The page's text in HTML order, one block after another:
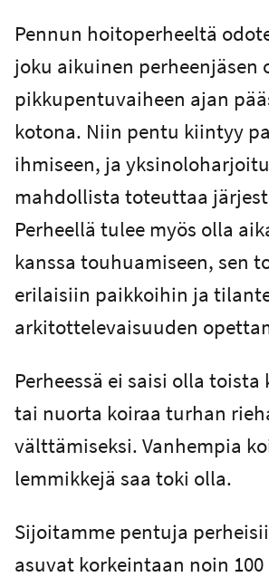
Pennun hoitoperheeltä
joku aikuinen perheenjäsen
pikkupentuvaiheen ajan
kotona. Niin pentu kiintyy
ihmiseen, ja
mahdollista toteuttaa
Perheellä tulee myös olla
kanssa touhuamiseen, sen
erilaisiin paikkoihin ja
arkitottelevaisuuden
Perheessä ei saisi olla
tai nuorta koiraa turhan
välttämiseksi. Vanhempia
lemmikkejä saa toki olla.
Sijoitamme pentuja
asuvat korkeintaan noin 100